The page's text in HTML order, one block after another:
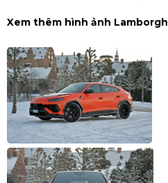
Xem thêm hình ảnh